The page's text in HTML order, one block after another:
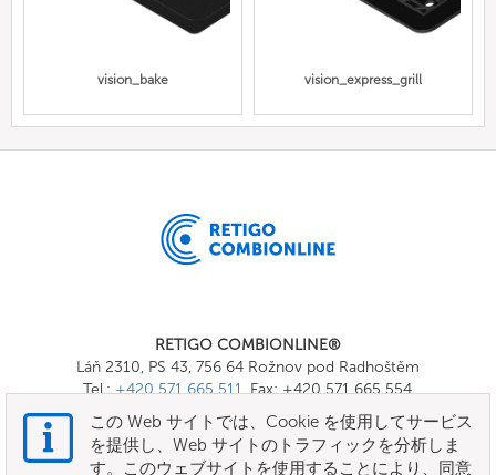
vision_bake vision_express_grill
RETIGO COMBIONLINE®
Láň 2310, PS 43, 756 64 Rožnov pod Radhoštěm
Tel.:+420 571 665 511, Fax: +420 571 665 554
E-mail: info@combionline.com
この Web サイトでは、Cookie を使用してサービス
を提供し、Web サイトのトラフィックを分析しま
す。このウェブサイトを使用することにより、同意